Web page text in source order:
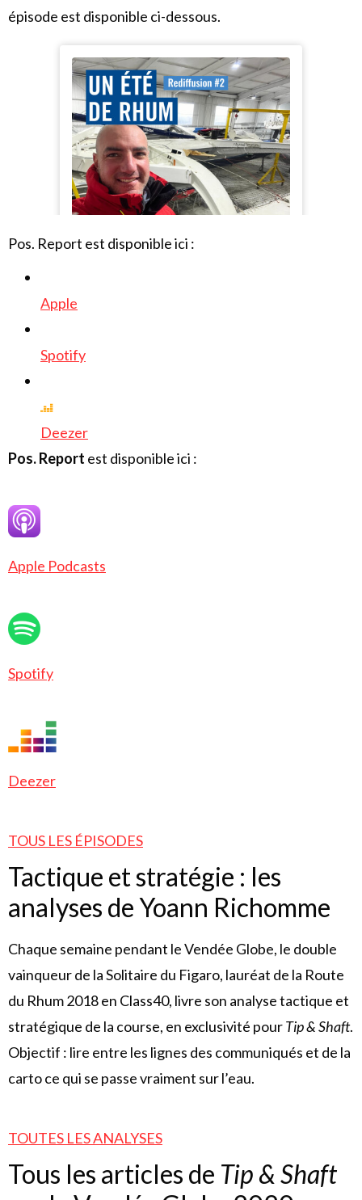
épisode est disponible ci-dessous.
Pos. Report est disponible ici :
Apple
Spotify
Deezer
Pos. Report est disponible ici :
Apple Podcasts
Spotify
Deezer
TOUS LES ÉPISODES
Tactique et stratégie : les
analyses de Yoann Richomme
Chaque semaine pendant le Vendée Globe, le double
vainqueur de la Solitaire du Figaro, lauréat de la Route
du Rhum 2018 en Class40, livre son analyse tactique et
stratégique de la course, en exclusivité pourTip & Shaft.
Objectif : lire entre les lignes des communiqués et de la
carto ce qui se passe vraiment sur l’eau.
TOUTES LES ANALYSES
Tous les articles de Tip & Shaft